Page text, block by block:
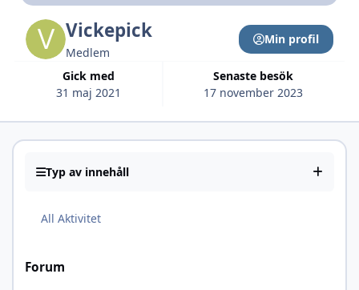
Vickepick
Medlem
Gick med
31 maj 2021
Senaste besök
17 november 2023
Min profil
Typ av innehåll
All Aktivitet
Forum